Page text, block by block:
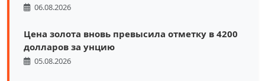
06.08.2026
Цена золота вновь превысила отметку в 4200
долларов за унцию
05.08.2026